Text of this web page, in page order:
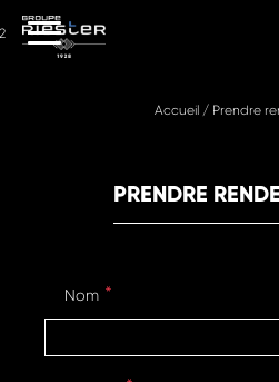
Accueil / Prendre
PRENDRE
Nom